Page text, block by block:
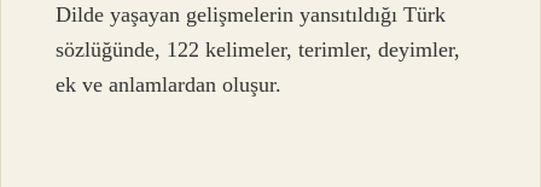
Dilde yaşayan gelişmelerin yansıtıldığı Türk
sözlüğünde, 122 kelimeler, terimler, deyimler,
ek ve anlamlardan oluşur.